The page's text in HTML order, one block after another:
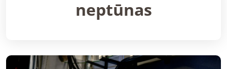
neptūnas